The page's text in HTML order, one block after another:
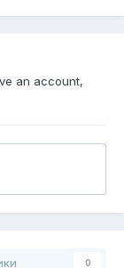
an account,
0